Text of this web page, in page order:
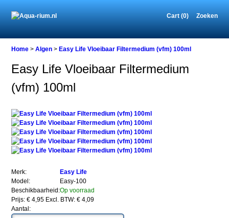
Cart (0) Zoeken
Home
Algen
Easy
Vloeibaar
Filtermedium
(vfm)
100ml
Easy
Life
Vloeibaar
Filtermedium
Home >Algen >Easy Life Vloeibaar Filtermedium (vfm) 100ml
Easy Life Vloeibaar Filtermedium
(vfm) 100ml
Merk:
Easy Life
Model:
Easy-100
Beschikbaarheid:Op voorraad
Prijs: € 4,95 Excl. BTW: € 4,09
Aantal: